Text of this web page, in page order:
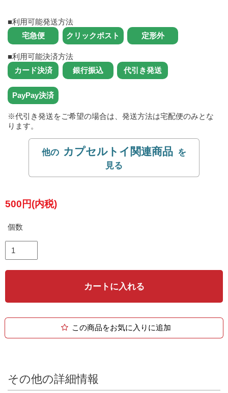
■利用可能発送方法
■利用可能決済方法
※代引き発送をご希望の場合は、発送方法は宅配便のみとな
ります。
カプセルトイ関連商品
500円(内税)
個数
カートに入れる
この商品をお気に入りに追加
その他の詳細情報